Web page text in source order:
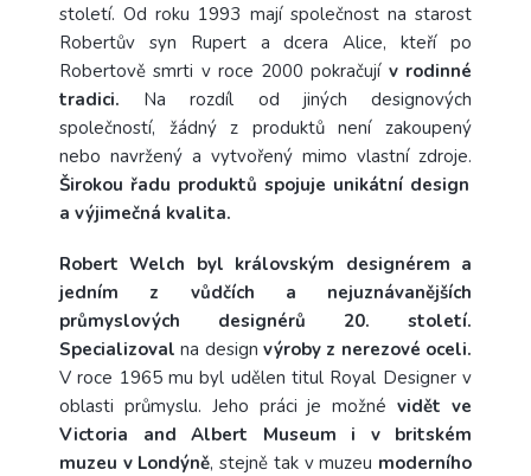
století. Od roku 1993 mají společnost na starost
Robertův syn Rupert a dcera Alice, kteří po
Robertově smrti v roce 2000 pokračují v rodinné
tradici. Na rozdíl od jiných designových
společností, žádný z produktů není zakoupený
nebo navržený a vytvořený mimo vlastní zdroje.
Širokou řadu produktů spojuje unikátní design
a výjimečná kvalita.
Robert Welch byl královským designérem a
jedním z vůdčích a nejuznávanějších
průmyslových designérů 20. století.
Specializoval na design výroby z nerezové oceli.
V roce 1965 mu byl udělen titul Royal Designer v
oblasti průmyslu. Jeho práci je možné vidět ve
Victoria and Albert Museum i v britském
muzeu v Londýně, stejně tak v muzeu moderního